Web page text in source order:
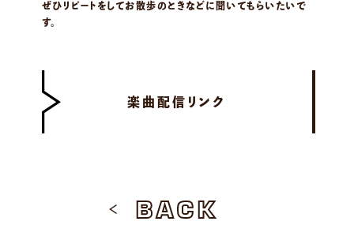
ぜひリピートをしてお散歩のときなどに聞いてもらいたいで
す。
楽曲配信リンク
BACK